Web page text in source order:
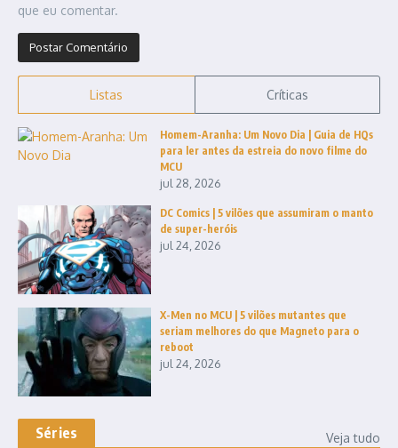
que eu comentar.
Listas Críticas
Homem-Aranha: Um Novo Dia | Guia de HQs
para ler antes da estreia do novo filme do
MCU
jul 28, 2026
DC Comics | 5 vilões que assumiram o manto
de super-heróis
jul 24, 2026
X-Men no MCU | 5 vilões mutantes que
seriam melhores do que Magneto para o
reboot
jul 24, 2026
Séries Veja tudo